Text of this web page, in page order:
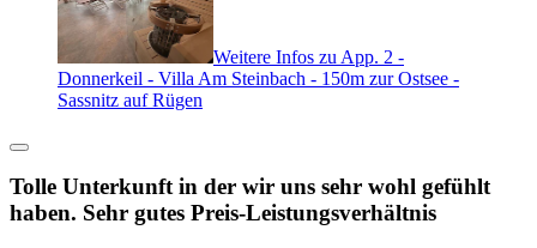
Weitere Infos zu App. 2 -
Donnerkeil - Villa Am Steinbach - 150m zur Ostsee -
Sassnitz auf Rügen
Tolle Unterkunft in der wir uns sehr wohl gefühlt
haben. Sehr gutes Preis-Leistungsverhältnis